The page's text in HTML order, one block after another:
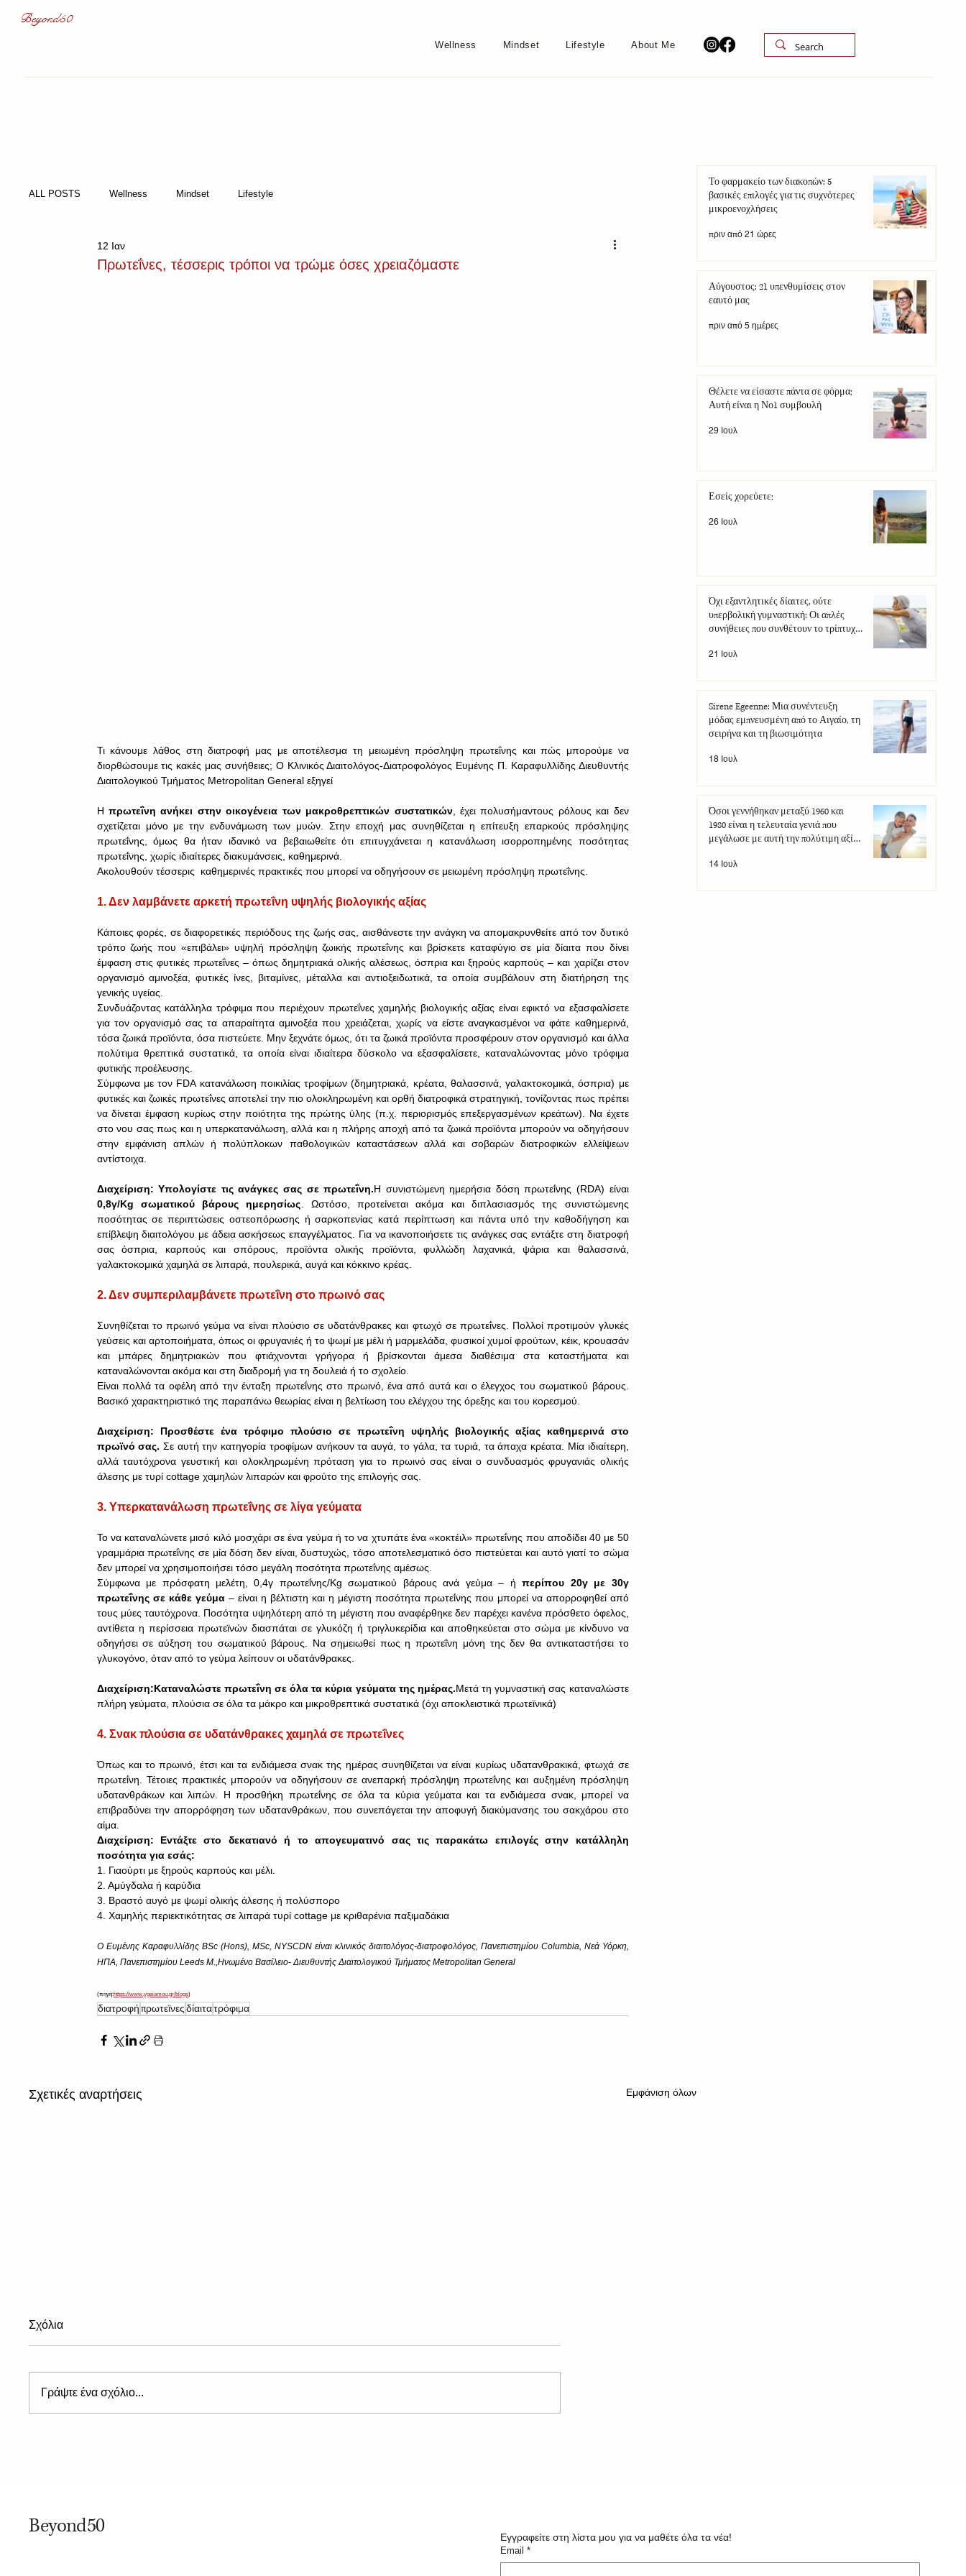
Beyond50
Wellness Mindset Lifestyle About Me
ALL POSTS Wellness Mindset Lifestyle
Πρωτεΐνες, τέσσερις τρόποι να τρώμε όσες χρειαζόμαστε
12 Ιαν
Τι κάνουμε λάθος στη διατροφή μας με αποτέλεσμα τη μειωμένη πρόσληψη πρωτεΐνης και πώς μπορούμε να
διορθώσουμε τις κακές μας συνήθειες; Ο Κλινικός Διαιτολόγος-Διατροφολόγος Ευμένης Π. Καραφυλλίδης Διευθυντής
Διαιτολογικού Τμήματος Μetropolitan General εξηγεί
Η πρωτεΐνη ανήκει στην οικογένεια των μακροθρεπτικών συστατικών, έχει πολυσήμαντους ρόλους και δεν
σχετίζεται μόνο με την ενδυνάμωση των μυών. Στην εποχή μας συνηθίζεται η επίτευξη επαρκούς πρόσληψης
πρωτεΐνης, όμως θα ήταν ιδανικό να βεβαιωθείτε ότι επιτυγχάνεται η κατανάλωση ισορροπημένης ποσότητας
πρωτεΐνης, χωρίς ιδιαίτερες διακυμάνσεις, καθημερινά.
Ακολουθούν τέσσερις  καθημερινές πρακτικές που μπορεί να οδηγήσουν σε μειωμένη πρόσληψη πρωτεΐνης.
1. Δεν λαμβάνετε αρκετή πρωτεΐνη υψηλής βιολογικής αξίας
Κάποιες φορές, σε διαφορετικές περιόδους της ζωής σας, αισθάνεστε την ανάγκη να απομακρυνθείτε από τον δυτικό
τρόπο ζωής που «επιβάλει» υψηλή πρόσληψη ζωικής πρωτεΐνης και βρίσκετε καταφύγιο σε μία δίαιτα που δίνει
έμφαση στις φυτικές πρωτεΐνες – όπως δημητριακά ολικής αλέσεως, όσπρια και ξηρούς καρπούς – και χαρίζει στον
οργανισμό αμινοξέα, φυτικές ίνες, βιταμίνες, μέταλλα και αντιοξειδωτικά, τα οποία συμβάλουν στη διατήρηση της
γενικής υγείας.
Συνδυάζοντας κατάλληλα τρόφιμα που περιέχουν πρωτεΐνες χαμηλής βιολογικής αξίας είναι εφικτό να εξασφαλίσετε
για τον οργανισμό σας τα απαραίτητα αμινοξέα που χρειάζεται, χωρίς να είστε αναγκασμένοι να φάτε καθημερινά,
τόσα ζωικά προϊόντα, όσα πιστεύετε. Μην ξεχνάτε όμως, ότι τα ζωικά προϊόντα προσφέρουν στον οργανισμό και άλλα
πολύτιμα θρεπτικά συστατικά, τα οποία είναι ιδιαίτερα δύσκολο να εξασφαλίσετε, καταναλώνοντας μόνο τρόφιμα
φυτικής προέλευσης.
Σύμφωνα με τον FDA κατανάλωση ποικιλίας τροφίμων (δημητριακά, κρέατα, θαλασσινά, γαλακτοκομικά, όσπρια) με
φυτικές και ζωικές πρωτεΐνες αποτελεί την πιο ολοκληρωμένη και ορθή διατροφικά στρατηγική, τονίζοντας πως πρέπει
να δίνεται έμφαση κυρίως στην ποιότητα της πρώτης ύλης (π.χ. περιορισμός επεξεργασμένων κρεάτων). Να έχετε
στο νου σας πως και η υπερκατανάλωση, αλλά και η πλήρης αποχή από τα ζωικά προϊόντα μπορούν να οδηγήσουν
στην εμφάνιση απλών ή πολύπλοκων παθολογικών καταστάσεων αλλά και σοβαρών διατροφικών ελλείψεων
αντίστοιχα.
Διαχείριση: Υπολογίστε τις ανάγκες σας σε πρωτεΐνη.
Η συνιστώμενη ημερήσια δόση πρωτεΐνης (RDA) είναι
0,8γ/Kg σωματικού βάρους ημερησίως. Ωστόσο, προτείνεται ακόμα και διπλασιασμός της συνιστώμενης
ποσότητας σε περιπτώσεις οστεοπόρωσης ή σαρκοπενίας κατά περίπτωση και πάντα υπό την καθοδήγηση και
επίβλεψη διαιτολόγου με άδεια ασκήσεως επαγγέλματος. Για να ικανοποιήσετε τις ανάγκες σας εντάξτε στη διατροφή
σας όσπρια, καρπούς και σπόρους, προϊόντα ολικής προϊόντα, φυλλώδη λαχανικά, ψάρια και θαλασσινά,
γαλακτοκομικά χαμηλά σε λιπαρά, πουλερικά, αυγά και κόκκινο κρέας.
2. Δεν συμπεριλαμβάνετε πρωτεΐνη στο πρωινό σας
Συνηθίζεται το πρωινό γεύμα να είναι πλούσιο σε υδατάνθρακες και φτωχό σε πρωτεΐνες. Πολλοί προτιμούν γλυκές
γεύσεις και αρτοποιήματα, όπως οι φρυγανιές ή το ψωμί με μέλι ή μαρμελάδα, φυσικοί χυμοί φρούτων, κέικ, κρουασάν
και μπάρες δημητριακών που φτιάχνονται γρήγορα ή βρίσκονται άμεσα διαθέσιμα στα καταστήματα και
καταναλώνονται ακόμα και στη διαδρομή για τη δουλειά ή το σχολείο.
Είναι πολλά τα οφέλη από την ένταξη πρωτεΐνης στο πρωινό, ένα από αυτά και ο έλεγχος του σωματικού βάρους.
Βασικό χαρακτηριστικό της παραπάνω θεωρίας είναι η βελτίωση του ελέγχου της όρεξης και του κορεσμού.
Διαχείριση: Προσθέστε ένα τρόφιμο πλούσιο σε πρωτεΐνη υψηλής βιολογικής αξίας καθημερινά στο
πρωϊνό σας. Σε αυτή την κατηγορία τροφίμων ανήκουν τα αυγά, το γάλα, τα τυριά, τα άπαχα κρέατα. Μία ιδιαίτερη,
αλλά ταυτόχρονα γευστική και ολοκληρωμένη πρόταση για το πρωινό σας είναι ο συνδυασμός φρυγανιάς ολικής
άλεσης με τυρί cottage χαμηλών λιπαρών και φρούτο της επιλογής σας.
3. Υπερκατανάλωση πρωτεΐνης σε λίγα γεύματα
Το να καταναλώνετε μισό κιλό μοσχάρι σε ένα γεύμα ή το να χτυπάτε ένα «κοκτέιλ» πρωτεΐνης που αποδίδει 40 με 50
γραμμάρια πρωτεΐνης σε μία δόση δεν είναι, δυστυχώς, τόσο αποτελεσματικό όσο πιστεύεται και αυτό γιατί το σώμα
δεν μπορεί να χρησιμοποιήσει τόσο μεγάλη ποσότητα πρωτεΐνης αμέσως.
Σύμφωνα με πρόσφατη μελέτη, 0,4γ πρωτεΐνης/Kg σωματικού βάρους ανά γεύμα – ή περίπου 20γ με 30γ
πρωτεΐνης σε κάθε γεύμα – είναι η βέλτιστη και η μέγιστη ποσότητα πρωτεΐνης που μπορεί να απορροφηθεί από
τους μύες ταυτόχρονα. Ποσότητα υψηλότερη από τη μέγιστη που αναφέρθηκε δεν παρέχει κανένα πρόσθετο όφελος,
αντίθετα η περίσσεια πρωτεϊνών διασπάται σε γλυκόζη ή τριγλυκερίδια και αποθηκεύεται στο σώμα με κίνδυνο να
οδηγήσει σε αύξηση του σωματικού βάρους. Να σημειωθεί πως η πρωτεΐνη μόνη της δεν θα αντικαταστήσει το
γλυκογόνο, όταν από το γεύμα λείπουν οι υδατάνθρακες.
Διαχείριση:Καταναλώστε πρωτεΐνη σε όλα τα κύρια γεύματα της ημέρας.Μετά τη γυμναστική σας καταναλώστε
πλήρη γεύματα, πλούσια σε όλα τα μάκρο και μικροθρεπτικά συστατικά (όχι αποκλειστικά πρωτεϊνικά)
4. Σνακ πλούσια σε υδατάνθρακες χαμηλά σε πρωτεΐνες
Όπως και το πρωινό, έτσι και τα ενδιάμεσα σνακ της ημέρας συνηθίζεται να είναι κυρίως υδατανθρακικά, φτωχά σε
πρωτεΐνη. Τέτοιες πρακτικές μπορούν να οδηγήσουν σε ανεπαρκή πρόσληψη πρωτεΐνης και αυξημένη πρόσληψη
υδατανθράκων και λιπών. Η προσθήκη πρωτεΐνης σε όλα τα κύρια γεύματα και τα ενδιάμεσα σνακ, μπορεί να
επιβραδύνει την απορρόφηση των υδατανθράκων, που συνεπάγεται την αποφυγή διακύμανσης του σακχάρου στο
αίμα.
Διαχείριση: Εντάξτε στο δεκατιανό ή το απογευματινό σας τις παρακάτω επιλογές στην κατάλληλη
ποσότητα για εσάς:
1. Γιαούρτι με ξηρούς καρπούς και μέλι.
2. Αμύγδαλα ή καρύδια
3. Βραστό αυγό με ψωμί ολικής άλεσης ή πολύσπορο
4. Χαμηλής περιεκτικότητας σε λιπαρά τυρί cottage με κριθαρένια παξιμαδάκια
Ο Ευμένης Καραφυλλίδης BSc (Hons), MSc, NYSCDN είναι κλινικός διαιτολόγος-διατροφολόγος, Πανεπιστημίου Columbia, Νεά Υόρκη,
ΗΠΑ, Πανεπιστημίου Leeds M.,Ηνωμένο Βασίλειο- Διευθυντής Διαιτολογικού Τμήματος Metropolitan General
(πηγή:https://www.ygeiamou.gr/blogs)
διατροφήπρωτεϊνεςδίαιτατρόφιμα
Σχετικές αναρτήσεις Εμφάνιση όλων
Σχόλια
Γράψτε ένα σχόλιο...
Το φαρμακείο των διακοπών: 5
βασικές επιλογές για τις συχνότερες
μικροενοχλήσεις
πριν από 21 ώρες
Αύγουστος: 21 υπενθυμίσεις στον
εαυτό μας
πριν από 5 ημέρες
Θέλετε να είσαστε πάντα σε φόρμα;
Αυτή είναι η Νο1 συμβουλή
29 Ιουλ
Εσείς χορεύετε;
26 Ιουλ
Όχι εξαντλητικές δίαιτες, ούτε
υπερβολική γυμναστική: Οι απλές
συνήθειες που συνθέτουν το τρίπτυχο
21 Ιουλ
Sirene Egeenne: Μια συνέντευξη
μόδας εμπνευσμένη από το Αιγαίο, τη
σειρήνα και τη βιωσιμότητα
18 Ιουλ
Όσοι γεννήθηκαν μεταξύ 1960 και
1980 είναι η τελευταία γενιά που
μεγάλωσε με αυτή την πολύτιμη αξία
14 Ιουλ
Beyond50 Εγγραφείτε στη λίστα μου για να μαθέτε όλα τα νέα!
Email *